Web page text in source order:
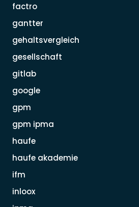
factro
gantter
gehaltsvergleich
gesellschaft
gitlab
google
gpm
gpm ipma
haufe
haufe akademie
ifm
inloox